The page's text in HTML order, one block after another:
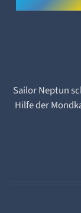
Sailor Neptun
Hilfe der